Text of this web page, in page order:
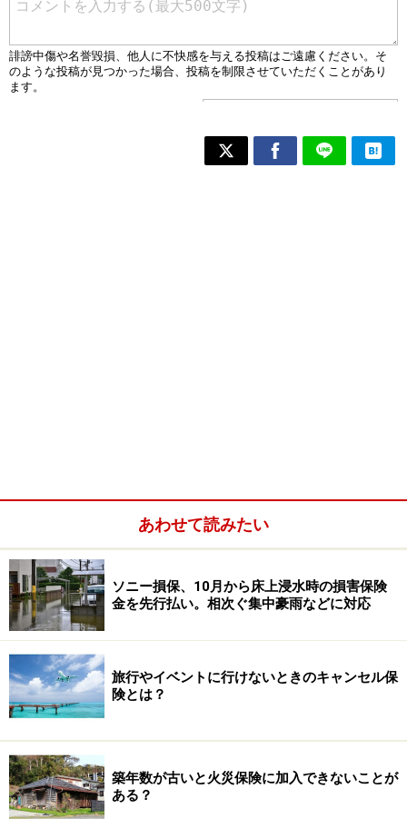
あわせて読みたい
ソニー損保、10月から床上浸水時の損害保険
金を先行払い。相次ぐ集中豪雨などに対応
旅行やイベントに行けないときのキャンセル保
険とは？
築年数が古いと火災保険に加入できないことが
ある？